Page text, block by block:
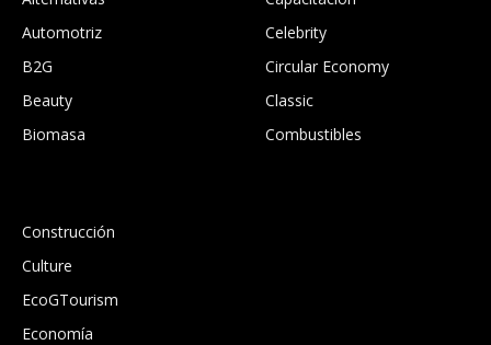
Automotriz
B2G
Beauty
Biomasa
Celebrity
Circular Economy
Classic
Combustibles
Construcción
Culture
EcoGTourism
Economía